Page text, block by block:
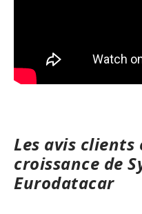
Les avis
croissance de
Eurodatacar